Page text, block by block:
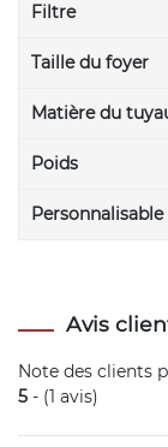
Filtre
Taille du foyer
Matière du
Poids
Personnalisable
Avis
Note des clients
5 - (1 avis)